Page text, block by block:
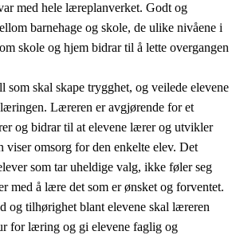
praksis
læringsmiljø
og tilpasset opplæring
hjem og skole
og arbeidsliv
og skoleutvikling
med hele læreplanverket. Godt og
barnehage og skole, de ulike nivåene i
skole og hjem bidrar til å lette overgangen
skal skape trygghet, og veilede elevene
Læreren er avgjørende for et
og bidrar til at elevene lærer og utvikler
viser omsorg for den enkelte elev. Det
som tar uheldige valg, ikke føler seg
med å lære det som er ønsket og forventet.
og tilhørighet blant elevene skal læreren
for læring og gi elevene faglig og